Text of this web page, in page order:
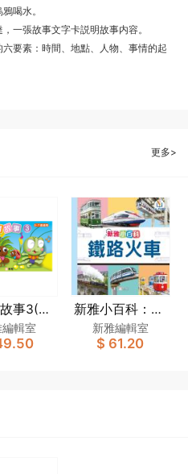
喝水。
一張故事文字卡説明故事内容。
要素：時間、地點、人物、事情的起
更多>
事3(修
版)
編輯室
新雅小百科：鐵
路火車（新雅．
點讀樂園）
新雅編輯室
$ 61.20